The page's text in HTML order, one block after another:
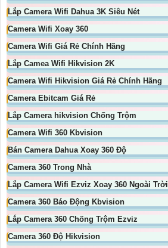
Lắp Camera Wifi Dahua 3K Siêu Nét
Camera Wifi Xoay 360
Camera Wifi Giá Rẻ Chính Hãng
Lắp Camea Wifi Hikvision 2K
Camera Wifi Hikvision Giá Rẻ Chính Hãng
Camera Ebitcam Giá Rẻ
Lắp Camera hikvision Chống Trộm
Camera Wifi 360 Kbvision
Bán Camera Dahua Xoay 360 Độ
Camera 360 Trong Nhà
Lắp Camera Wifi Ezviz Xoay 360 Ngoài Trời
Camera 360 Báo Động Kbvision
Lắp Camera 360 Chống Trộm Ezviz
Camera 360 Độ Hikvision